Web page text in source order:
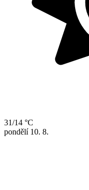
31/14 °C
pondělí 10. 8.